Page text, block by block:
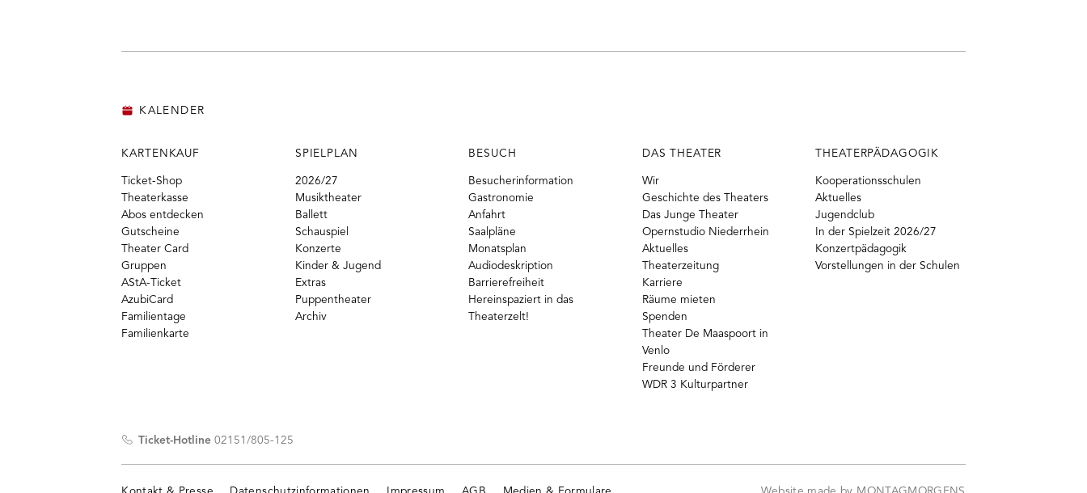
KALENDER
KARTENKAUF
Ticket-Shop
Theaterkasse
Abos entdecken
Gutscheine
Theater Card
Gruppen
AStA-Ticket
AzubiCard
Familientage
Familienkarte
SPIELPLAN
2026/27
Musiktheater
Ballett
Schauspiel
Konzerte
Kinder & Jugend
Extras
Puppentheater
Archiv
BESUCH
Besucherinformation
Gastronomie
Anfahrt
Saalpläne
Monatsplan
Audiodeskription
Barrierefreiheit
Hereinspaziert in das
Theaterzelt!
DAS THEATER
Wir
Geschichte des Theaters
Das Junge Theater
Opernstudio Niederrhein
Aktuelles
Theaterzeitung
Karriere
Räume mieten
Spenden
Theater De Maaspoort in
Venlo
Freunde und Förderer
WDR 3 Kulturpartner
THEATERPÄDAGOGIK
Kooperationsschulen
Aktuelles
Jugendclub
In der Spielzeit 2026/27
Konzertpädagogik
Vorstellungen in der Schulen
Ticket-Hotline02151/805-125